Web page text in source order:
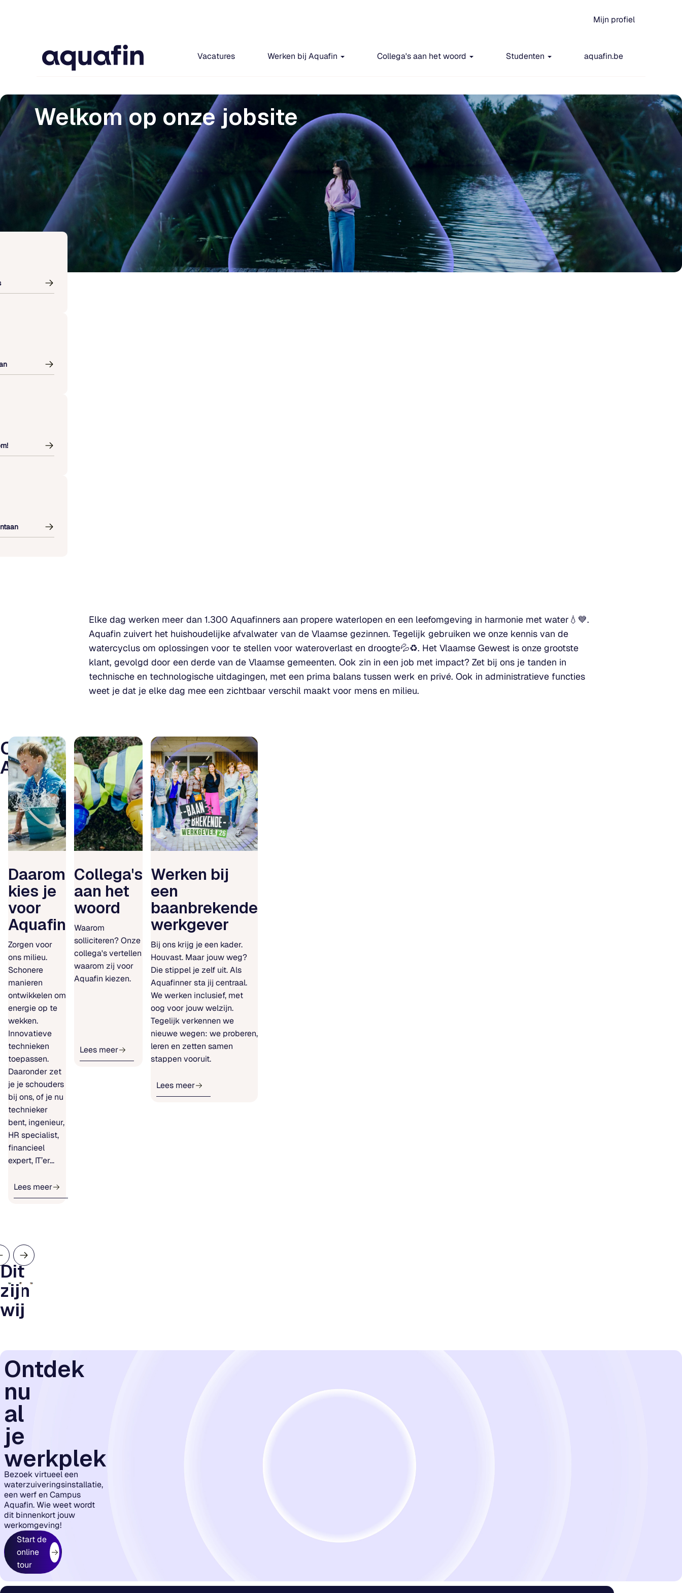
Mijn profiel
Vacatures Werken bij Aquafin Collega's aan het woord Studenten aquafin.be
Welkom op onze jobsite
Elke dag werken meer dan 1.300 Aquafinners aan propere waterlopen en een leefomgeving in harmonie met water💧💙.
Aquafin zuivert het huishoudelijke afvalwater van de Vlaamse gezinnen. Tegelijk gebruiken we onze kennis van de
watercyclus om oplossingen voor te stellen voor wateroverlast en droogte💦♻. Het Vlaamse Gewest is onze grootste
klant, gevolgd door een derde van de Vlaamse gemeenten. Ook zin in een job met impact? Zet bij ons je tanden in
technische en technologische uitdagingen, met een prima balans tussen werk en privé. Ook in administratieve functies
weet je dat je elke dag mee een zichtbaar verschil maakt voor mens en milieu.
Ontdek
Aquafin
Daarom
kies je
voor
Aquafin
Zorgen voor
ons milieu.
Schonere
manieren
ontwikkelen om
energie op te
wekken.
Innovatieve
technieken
toepassen.
Daaronder zet
je je schouders
bij ons, of je nu
technieker
bent, ingenieur,
HR specialist,
financieel
expert, IT’er...
Lees meer
Collega's
aan het
woord
Waarom
solliciteren? Onze
collega's vertellen
waarom zij voor
Aquafin kiezen.
Lees meer
Werken bij
een
baanbrekende
werkgever
Bij ons krijg je een kader.
Houvast. Maar jouw weg?
Die stippel je zelf uit. Als
Aquafinner sta jij centraal.
We werken inclusief, met
oog voor jouw welzijn.
Tegelijk verkennen we
nieuwe wegen: we proberen,
leren en zetten samen
stappen vooruit.
Lees meer
Dit
zijn
wij
Ontdek
nu
al
je
werkplek
Bezoek virtueel een
waterzuiveringsinstallatie,
een werf en Campus
Aquafin. Wie weet wordt
dit binnenkort jouw
werkomgeving!
Start de
online
tour